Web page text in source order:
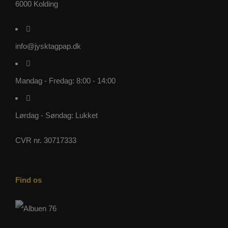
6000 Kolding
info@jysktagpap.dk
Mandag - Fredag: 8:00 - 14:00
Lørdag - Søndag: Lukket
CVR nr. 30717333
Find os